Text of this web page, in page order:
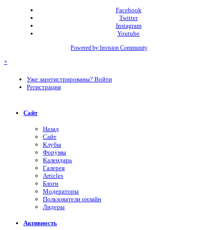
Facebook
Twitter
Instagram
Youtube
Powered by Invision Community
×
Уже зарегистрированы? Войти
Регистрация
Сайт
Назад
Сайт
Клубы
Форумы
Календарь
Галерея
Articles
Блоги
Модераторы
Пользователи онлайн
Лидеры
Активность